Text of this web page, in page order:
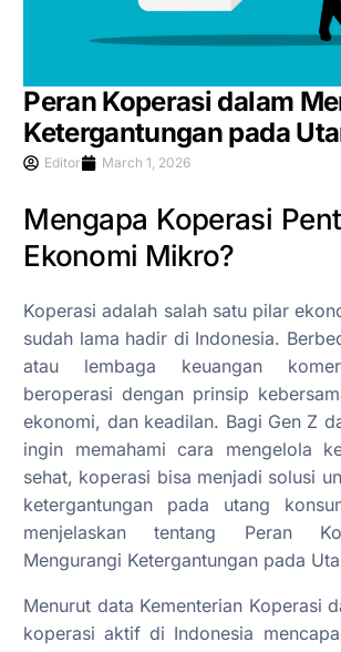
Peran Koperasi dalam
Ketergantungan pada
Editor March 1, 2026
Mengapa Koperasi
Ekonomi Mikro?
Koperasi adalah salah satu pilar
sudah lama hadir di Indonesia.
atau lembaga keuangan
beroperasi dengan prinsip
ekonomi, dan keadilan. Bagi Gen Z
ingin memahami cara mengelola
sehat, koperasi bisa menjadi solusi
ketergantungan pada utang
menjelaskan tentang Peran
Mengurangi Ketergantungan pada
Menurut data Kementerian Koperasi
koperasi aktif di Indonesia